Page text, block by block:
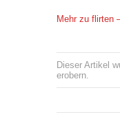
Mehr zu flirten
Dieser Artikel
erobern.